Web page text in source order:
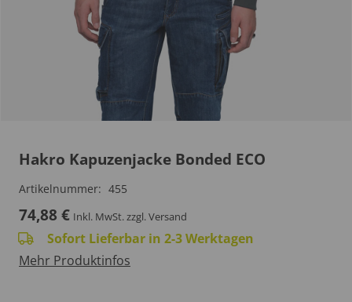
Hakro Kapuzenjacke Bonded ECO
Artikelnummer: 455
74,88 € Inkl. MwSt.zzgl. Versand
Sofort Lieferbar in 2-3 Werktagen
Mehr Produktinfos